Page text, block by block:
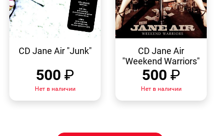
ПРОСМОТР
CD Jane Air "Junk"
500 ₽
Нет в наличии
ПРОСМОТР
CD Jane Air
"Weekend Warriors"
500 ₽
Нет в наличии